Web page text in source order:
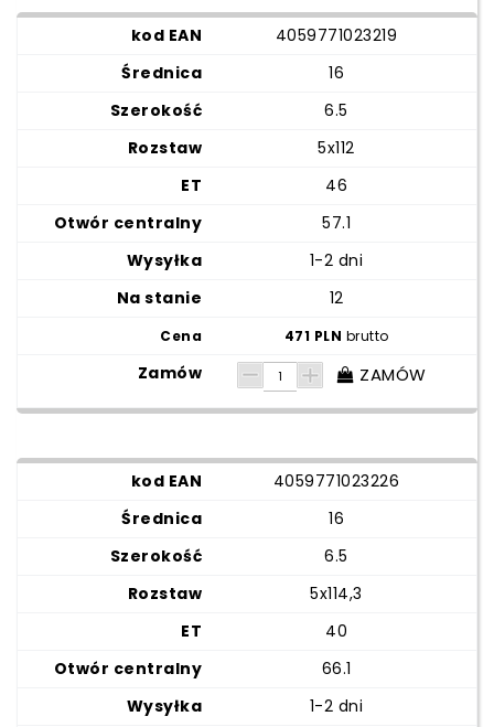
4059771023219
16
6.5
5x112
46
57.1
1-2 dni
12
471 PLN brutto
ZAMÓW
4059771023226
16
6.5
5x114,3
40
66.1
1-2 dni